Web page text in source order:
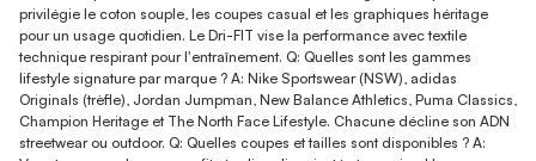
privilégie le coton souple, les coupes casual et les graphiques héritage
pour un usage quotidien. Le Dri-FIT vise la performance avec textile
technique respirant pour l'entraînement. Q: Quelles sont les gammes
lifestyle signature par marque ? A: Nike Sportswear (NSW), adidas
Originals (trèfle), Jordan Jumpman, New Balance Athletics, Puma Classics,
Champion Heritage et The North Face Lifestyle. Chacune décline son ADN
streetwear ou outdoor. Q: Quelles coupes et tailles sont disponibles ? A: